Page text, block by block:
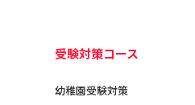
受験対策コース
幼稚園受験対策